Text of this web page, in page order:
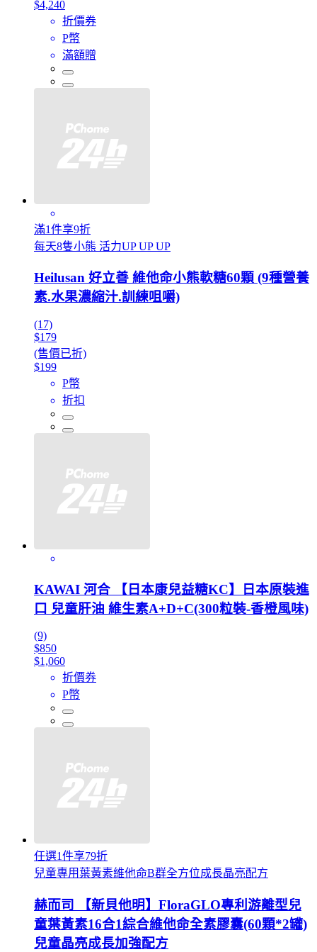
$4,240
折價券
P幣
滿額贈
滿1件享9折
每天8隻小熊 活力UP UP UP
Heilusan 好立善 維他命小熊軟糖60顆 (9種營養
素.水果濃縮汁.訓練咀嚼)
(17)
$179
(售價已折)
$199
P幣
折扣
KAWAI 河合 【日本康兒益糖KC】日本原裝進
口 兒童肝油 維生素A+D+C(300粒裝-香橙風味)
(9)
$850
$1,060
折價券
P幣
任選1件享79折
兒童專用葉黃素維他命B群全方位成長晶亮配方
赫而司 【新貝他明】FloraGLO專利游離型兒
童葉黃素16合1綜合維他命全素膠囊(60顆*2罐)
兒童晶亮成長加強配方